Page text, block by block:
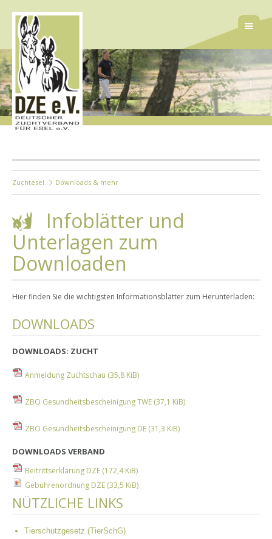
Zuchtesel Downloads & mehr
Infoblätter und
Unterlagen zum
Downloaden
Hier finden Sie die wichtigsten Informationsblätter zum Herunterladen:
DOWNLOADS
DOWNLOADS: ZUCHT
Anmeldung Zuchtschau (35,8 KiB)
ZBO Gesundheitsbescheinigung TWE (37,1 KiB)
ZBO Gesundheitsbescheinigung DE (31,3 KiB)
DOWNLOADS VERBAND
Beitrittserklärung DZE (172,4 KiB)
Gebührenordnung DZE (33,5 KiB)
NÜTZLICHE LINKS
Tierschutzgesetz (TierSchG)